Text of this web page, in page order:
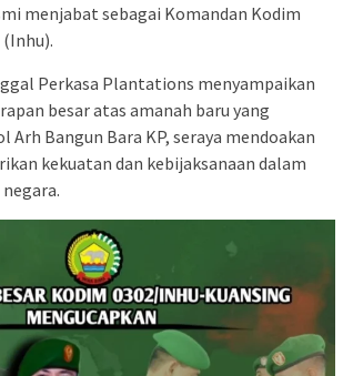
menjabat sebagai Komandan Kodim
Perkasa Plantations menyampaikan
besar atas amanah baru yang
Arh Bangun Bara KP, seraya mendoakan
kekuatan dan kebijaksanaan dalam